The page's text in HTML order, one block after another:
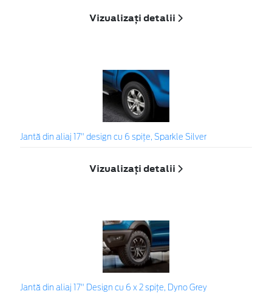
Vizualizați detalii
Jantă din aliaj 17" design cu 6 spițe, Sparkle Silver
Vizualizați detalii
Jantă din aliaj 17" Design cu 6 x 2 spițe, Dyno Grey